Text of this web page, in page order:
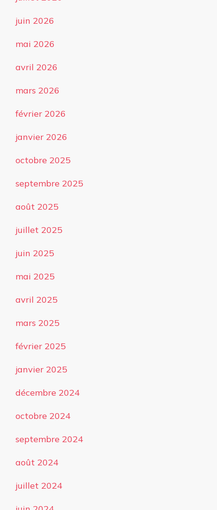
juin 2026
mai 2026
avril 2026
mars 2026
février 2026
janvier 2026
octobre 2025
septembre 2025
août 2025
juillet 2025
juin 2025
mai 2025
avril 2025
mars 2025
février 2025
janvier 2025
décembre 2024
octobre 2024
septembre 2024
août 2024
juillet 2024